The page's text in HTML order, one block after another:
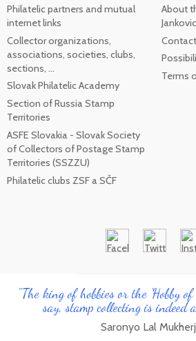
Philatelic partners and mutual
internet links
Collector organizations,
associations, societies, clubs,
sections, ...
Slovak Philatelic Academy
Section of Russia Stamp
Territories
ASFE Slovakia - Slovak Society
of Collectors of Postage Stamp
Territories (SSZZU)
Philatelic clubs ZSF a SČF
About
Terms
"The king of hobbies or the 'Hobby
say, stamp collecting is indeed
Saronyo Lal